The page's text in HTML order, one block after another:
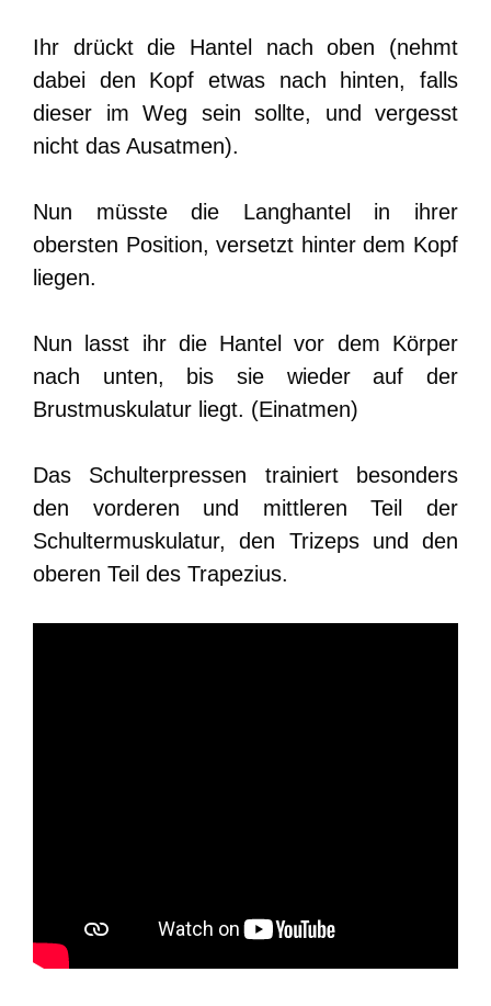
Ihr drückt die Hantel nach oben (nehmt
dabei den Kopf etwas nach hinten, falls
dieser im Weg sein sollte, und vergesst
nicht das Ausatmen).
Nun müsste die Langhantel in ihrer
obersten Position, versetzt hinter dem Kopf
liegen.
Nun lasst ihr die Hantel vor dem Körper
nach unten, bis sie wieder auf der
Brustmuskulatur liegt. (Einatmen)
Das Schulterpressen trainiert besonders
den vorderen und mittleren Teil der
Schultermuskulatur, den Trizeps und den
oberen Teil des Trapezius.